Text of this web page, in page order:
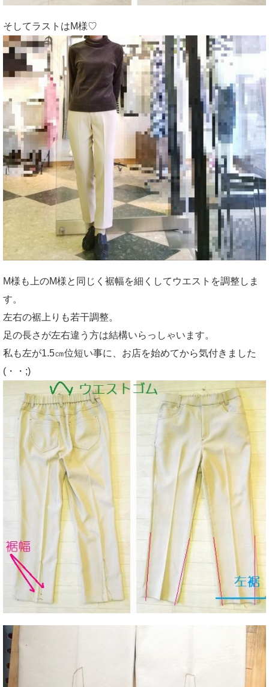
そしてラストはM様♡
M様も上のM様と同じく裾幅を細くしてウエストを調整しま
す。
左右の裾上りも若干調整。
足の長さが左右違う方は結構いらっしゃいます。
私も左が1.5㎝位短い事に、お店を始めてから気付きました
(・・;)